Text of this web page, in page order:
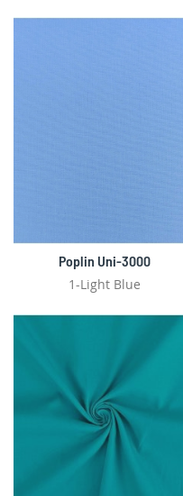
Poplin Uni-3000
1-Light Blue